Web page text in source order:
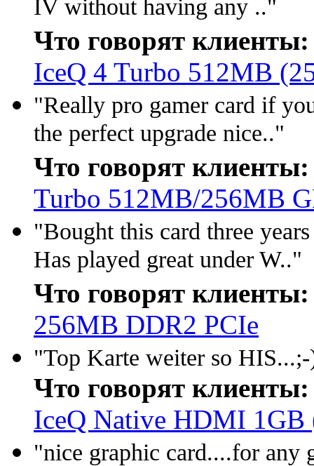
IV without having any .."
Что говорят клиенты:
IceQ 4 Turbo 512MB
"Really pro gamer card if
the perfect upgrade nice.."
Что говорят клиенты:
Turbo 512MB/256MB
"Bought this card three
Has played great under W.."
Что говорят клиенты:
256MB DDR2 PCIe
"Top Karte weiter so
Что говорят клиенты:
IceQ Native HDMI
"nice graphic card....for